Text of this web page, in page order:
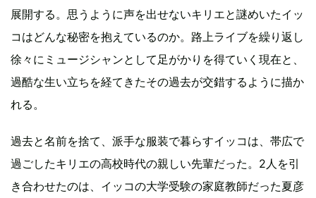
展開する。思うように声を出せないキリエと謎めいたイッ
コはどんな秘密を抱えているのか。路上ライブを繰り返し
徐々にミュージシャンとして足がかりを得ていく現在と、
過酷な生い立ちを経てきたその過去が交錯するように描か
れる。
過去と名前を捨て、派手な服装で暮らすイッコは、帯広で
過ごしたキリエの高校時代の親しい先輩だった。2人を引
き合わせたのは、イッコの大学受験の家庭教師だった夏彦